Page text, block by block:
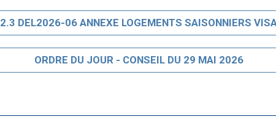
2.3 DEL2026-06 ANNEXE LOGEMENTS SAISONNIERS
ORDRE DU JOUR - CONSEIL DU 29 MAI 2026